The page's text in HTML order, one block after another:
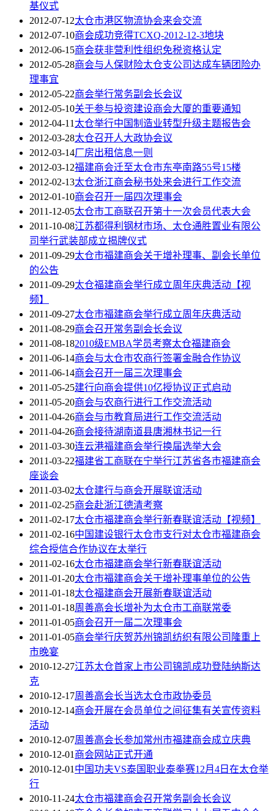
基仪式
2012-07-12太仓市港区物流协会来会交流
2012-07-10商会成功竞得TCXQ-2012-12-3地块
2012-06-15商会获非营利性组织免税资格认定
2012-05-28商会与人保财险太仓支公司达成车辆团险办
理事宜
2012-05-22商会举行常务副会长会议
2012-05-10关于参与投资建设商会大厦的重要通知
2012-04-11太仓举行中国制造业转型升级主题报告会
2012-03-28太仓召开人大政协会议
2012-03-14厂房出租信息一则
2012-03-12福建商会迁至太仓市东亭南路55号15楼
2012-02-13太仓浙江商会秘书处来会进行工作交流
2012-01-10商会召开一届四次理事会
2011-12-05太仓市工商联召开第十一次会员代表大会
2011-10-08江苏都得利钢材市场、太仓通胜置业有限公
司举行武装部成立揭牌仪式
2011-09-29太仓市福建商会关于增补理事、副会长单位
的公告
2011-09-29太仓福建商会举行成立周年庆典活动【视
频】
2011-09-27太仓市福建商会举行成立周年庆典活动
2011-08-29商会召开常务副会长会议
2011-08-182010级EMBA学员考察太仓福建商会
2011-06-14商会与太仓市农商行签署金融合作协议
2011-06-14商会召开一届三次理事会
2011-05-25建行向商会提供10亿授协议正式启动
2011-05-20商会与农商行进行工作交流活动
2011-04-26商会与市教育局进行工作交流活动
2011-04-26商会接待湖南道县唐湘林书记一行
2011-03-30连云港福建商会举行换届选举大会
2011-03-22福建省工商联在宁举行江苏省各市福建商会
座谈会
2011-03-02太仓建行与商会开展联谊活动
2011-02-25商会赴浙江德清考察
2011-02-17太仓市福建商会举行新春联谊活动【视频】
2011-02-16中国建设银行太仓市支行对太仓市福建商会
综合授信合作协议在太举行
2011-02-16太仓市福建商会举行新春联谊活动
2011-01-20太仓市福建商会关于增补理事单位的公告
2011-01-18太仓福建商会开展新春联谊活动
2011-01-18周善高会长增补为太仓市工商联常委
2011-01-05商会召开一届二次理事会
2011-01-05商会举行庆贺苏州锦凯纺织有限公司隆重上
市晚宴
2010-12-27江苏太仓首家上市公司锦凯成功登陆纳斯达
克
2010-12-17周善高会长当选太仓市政协委员
2010-12-14商会开展在会员单位之间征集有关宣传资料
活动
2010-12-07周善高会长参加常州市福建商会成立庆典
2010-12-01商会网站正式开通
2010-12-01中国功夫VS泰国职业泰拳赛12月4日在太仓举
行
2010-11-24太仓市福建商会召开常务副会长会议